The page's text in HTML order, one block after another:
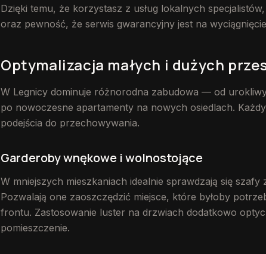
Dzięki temu, że korzystasz z usług lokalnych
oraz pewność, że serwis gwarancyjny jest na
Optymalizacja małych i dużych
W Legnicy dominuje różnorodna zabudowa — od
po nowoczesne apartamenty na nowych osiedlach.
podejścia do przechowywania.
Garderoby wnękowe i wolnostojące
W mniejszych mieszkaniach idealnie sprawdzają się
Pozwalają one zaoszczędzić miejsce, które byłoby
frontu. Zastosowanie luster na drzwiach dodatkowo
pomieszczenie.